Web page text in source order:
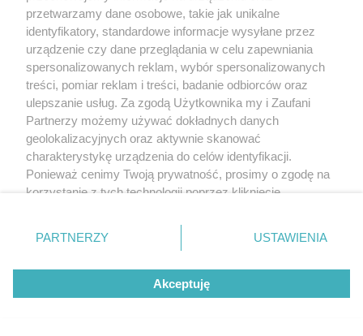
Żaden utwór zamieszczony w serwisie nie może być powielany i
rozpowszechniany lub dalej rozpowszechniany w jakikolwiek sposób (w
tym także elektroniczny lub mechaniczny) na jakimkolwiek polu
eksploatacji w jakiejkolwiek formie, włącznie z umieszczaniem w Internecie
bez pisemnej zgody właściciela praw. Jakiekolwiek użycie lub
wykorzystanie utworów w całości lub w części z naruszeniem prawa, tzn.
bez właściwej zgody, jest zabronione pod groźbą kary i może być ścigane
prawnie.
O nas
Informacje prawne
przetwarzamy dane osobowe, takie jak unikalne
identyfikatory, standardowe informacje wysyłane przez
urządzenie czy dane przeglądania w celu zapewniania
spersonalizowanych reklam, wybór spersonalizowanych
treści, pomiar reklam i treści, badanie odbiorców oraz
ulepszanie usług. Za zgodą Użytkownika my i Zaufani
Partnerzy możemy używać dokładnych danych
geolokalizacyjnych oraz aktywnie skanować
charakterystykę urządzenia do celów identyfikacji.
Ponieważ cenimy Twoją prywatność, prosimy o zgodę na
korzystanie z tych technologii poprzez kliknięcie
zmienić/wycofać klikając przycisk ustawień prywatności
znajdujący się w lewym dolnym rogu strony
rodzaje przetwarzania danych nie wymagają zgody
użytkownika, ale masz prawo sprzeciwić się takiemu
przetwarzaniu. Preferencje będą miały zastosowanie tylko
PARTNERZY USTAWIENIA
Akceptuję